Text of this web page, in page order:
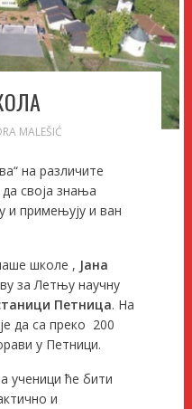
MALEŠIĆ
на различите
своја знања
и примењују и ван
школе , Јана
за Летњу научну
Петница. На
да са преко 200
у Петници.
ученици ће бити
и